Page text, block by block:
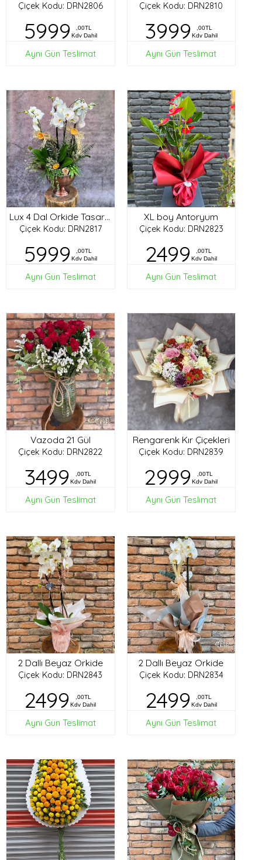
Çiçek Kodu: DRN2806
5999
,00TL
Kdv Dahil
Aynı Gün Teslimat
Çiçek Kodu: DRN2810
3999
,00TL
Kdv Dahil
Aynı Gün Teslimat
Lux 4 Dal Orkide Tasarım
Çiçek Kodu: DRN2817
5999
,00TL
Kdv Dahil
Aynı Gün Teslimat
XL boy Antoryum
Çiçek Kodu: DRN2823
2499
,00TL
Kdv Dahil
Aynı Gün Teslimat
Vazoda 21 Gül
Çiçek Kodu: DRN2822
3499
,00TL
Kdv Dahil
Aynı Gün Teslimat
Rengarenk Kır Çiçekleri
Çiçek Kodu: DRN2839
2999
,00TL
Kdv Dahil
Aynı Gün Teslimat
2 Dallı Beyaz Orkide
Çiçek Kodu: DRN2843
2499
,00TL
Kdv Dahil
Aynı Gün Teslimat
2 Dallı Beyaz Orkide
Çiçek Kodu: DRN2834
2499
,00TL
Kdv Dahil
Aynı Gün Teslimat